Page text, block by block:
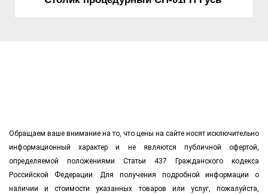
Обращаем ваше внимание на то, что цены на сайте носят исключительно
информационный характер и не являются публичной офертой,
определяемой положениями Статьи 437 Гражданского кодекса
Российской Федерации. Для получения подробной информации о
наличии и стоимости указанных товаров или услуг, пожалуйста,